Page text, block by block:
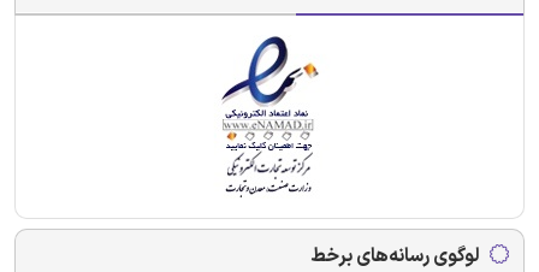
لوگوی رسانه‌های برخط